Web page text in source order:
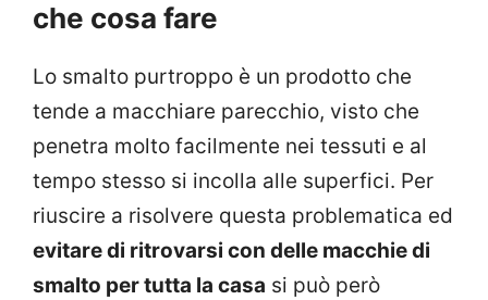
che cosa fare
Lo smalto purtroppo è un prodotto che
tende a macchiare parecchio, visto che
penetra molto facilmente nei tessuti e al
tempo stesso si incolla alle superfici. Per
riuscire a risolvere questa problematica ed
evitare di ritrovarsi con delle macchie di
smalto per tutta la casa si può però